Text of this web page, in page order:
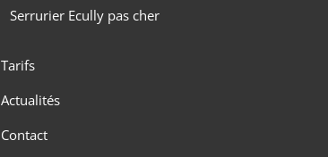
Serrurier Ecully pas cher
Tarifs
Actualités
Contact